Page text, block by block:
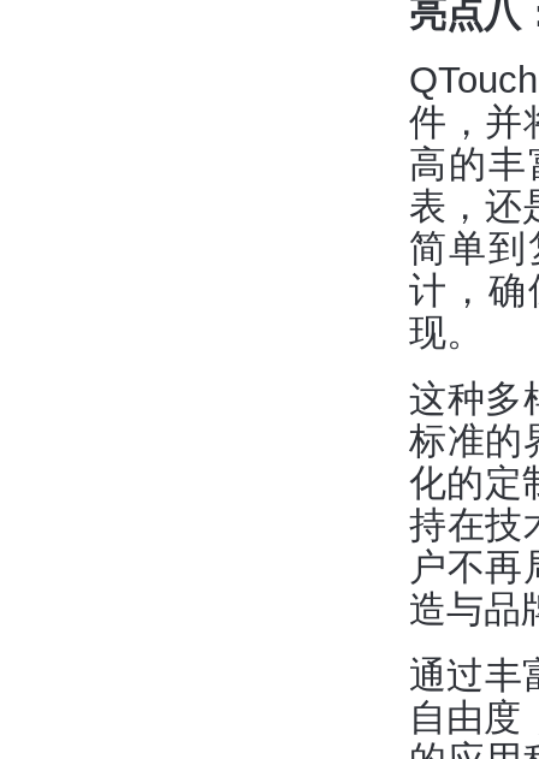
亮点八
件，并
高的
表，还
简单
计，确
现。
这种多
标准的
化的定
持在技
户不再
造与品
通过丰
自由度